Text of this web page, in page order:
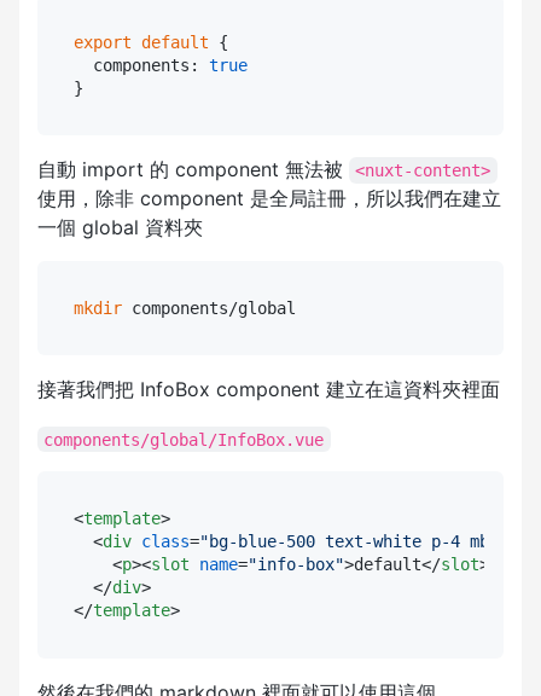
export default {
  components:
true
自動 import 的 component 無法被 <nuxt-content>
使用，除非 component 是全局註冊，所以我們在建立
一個 global 資料夾
mkdir
接著我們把 InfoBox component 建立在這資料夾裡面
components/global/InfoBox.vue
<template>
<div class="bg-blue-500 text-white p-4 mb-4"
<p><slot name="info-box">default</slot>
</div>
</template>